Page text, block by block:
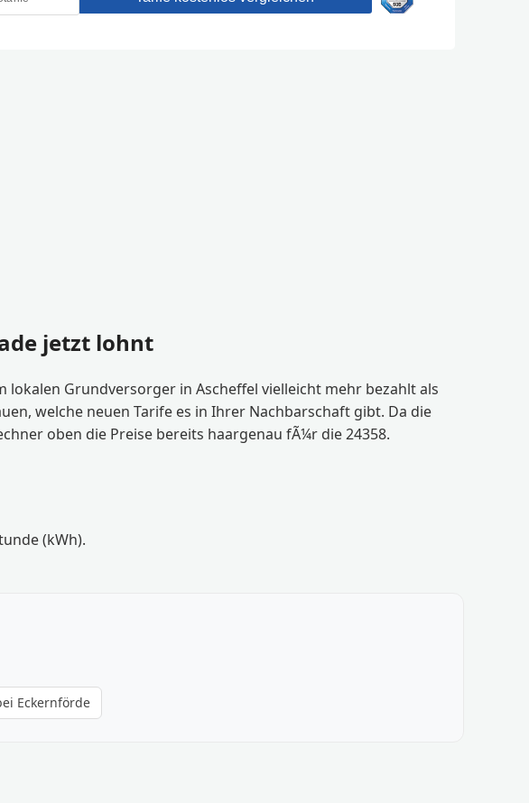
jetzt lohnt
Grundversorger in Ascheffel vielleicht mehr bezahlt als
welche neuen Tarife es in Ihrer Nachbarschaft gibt. Da die
oben die Preise bereits haargenau fÃ¼r die 24358.
(kWh).
Eckernförde